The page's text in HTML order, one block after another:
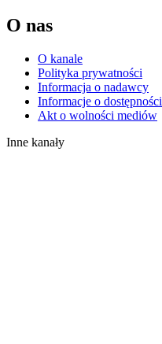
O nas
O kanale
Polityka prywatności
Informacja o nadawcy
Informacje o dostępności
Akt o wolności mediów
Inne kanały